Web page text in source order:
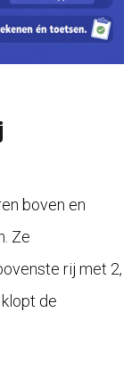
boven en
Ze
rij met 2,
de